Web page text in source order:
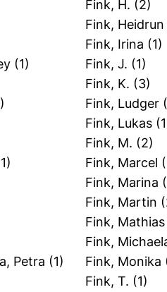
(1)
Petra (1)
Fink, H. (2)
Fink, Heidrun
Fink, Irina (1)
Fink, J. (1)
Fink, K. (3)
Fink, Ludger
Fink, Lukas
Fink, M. (2)
Fink, Marcel
Fink, Marina
Fink, Martin
Fink, Mathias
Fink,
Fink, Monika
Fink, T. (1)